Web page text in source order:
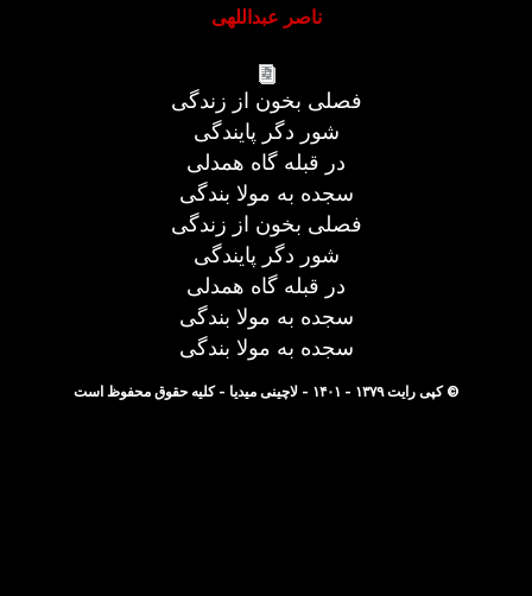
ناصر عبداللهی
فصلی بخون از زندگی
شور دگر پایندگی
در قبله گاه همدلی
سجده به مولا بندگی
فصلی بخون از زندگی
شور دگر پایندگی
در قبله گاه همدلی
سجده به مولا بندگی
سجده به مولا بندگی
© کپی رایت ۱۳۷۹ - ۱۴۰۱ - لاچینی میدیا - کلیه حقوق محفوظ است